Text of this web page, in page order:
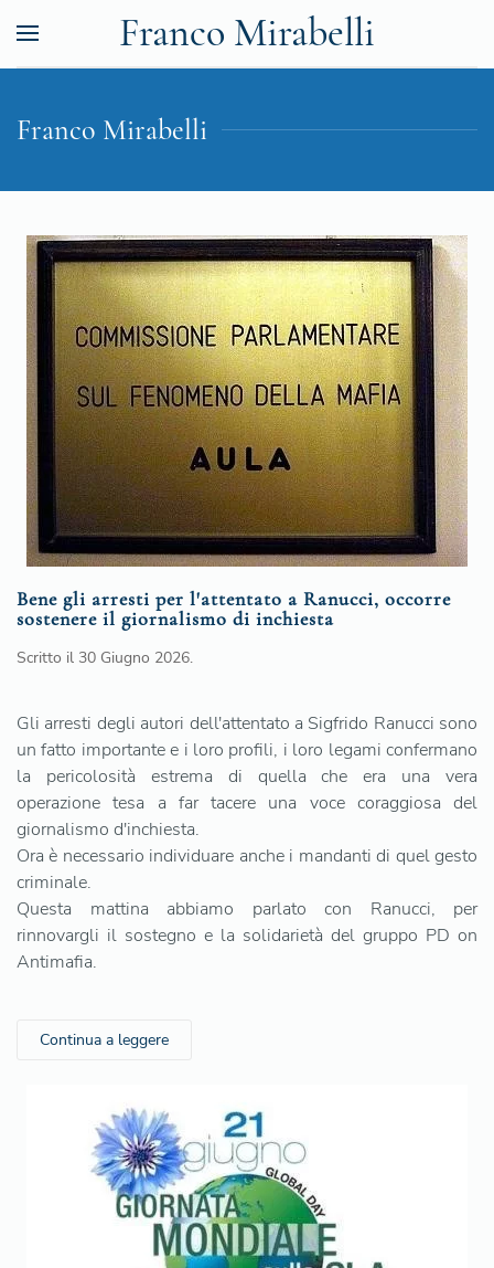
Franco Mirabelli
Franco Mirabelli
Bene gli arresti per l'attentato a Ranucci, occorre
sostenere il giornalismo di inchiesta
Scritto il 30 Giugno 2026.
Gli arresti degli autori dell'attentato a Sigfrido Ranucci sono
un fatto importante e i loro profili, i loro legami confermano
la pericolosità estrema di quella che era una vera
operazione tesa a far tacere una voce coraggiosa del
giornalismo d'inchiesta.
Ora è necessario individuare anche i mandanti di quel gesto
criminale.
Questa mattina abbiamo parlato con Ranucci, per
rinnovargli il sostegno e la solidarietà del gruppo PD on
Antimafia.
Continua a leggere